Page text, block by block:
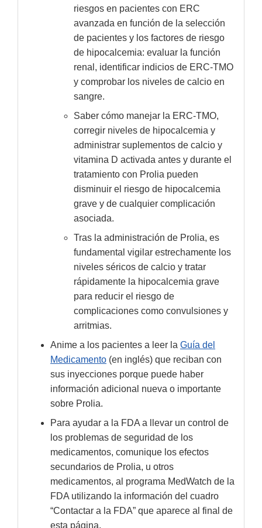
riesgos en pacientes con ERC
avanzada en función de la selección
de pacientes y los factores de riesgo
de hipocalcemia: evaluar la función
renal, identificar indicios de ERC-TMO
y comprobar los niveles de calcio en
sangre.
Saber cómo manejar la ERC-TMO,
corregir niveles de hipocalcemia y
administrar suplementos de calcio y
vitamina D activada antes y durante el
tratamiento con Prolia pueden
disminuir el riesgo de hipocalcemia
grave y de cualquier complicación
asociada.
Tras la administración de Prolia, es
fundamental vigilar estrechamente los
niveles séricos de calcio y tratar
rápidamente la hipocalcemia grave
para reducir el riesgo de
complicaciones como convulsiones y
arritmias.
Anime a los pacientes a leer la Guía del
Medicamento (en inglés) que reciban con
sus inyecciones porque puede haber
información adicional nueva o importante
sobre Prolia.
Para ayudar a la FDA a llevar un control de
los problemas de seguridad de los
medicamentos, comunique los efectos
secundarios de Prolia, u otros
medicamentos, al programa MedWatch de la
FDA utilizando la información del cuadro
“Contactar a la FDA” que aparece al final de
esta página.